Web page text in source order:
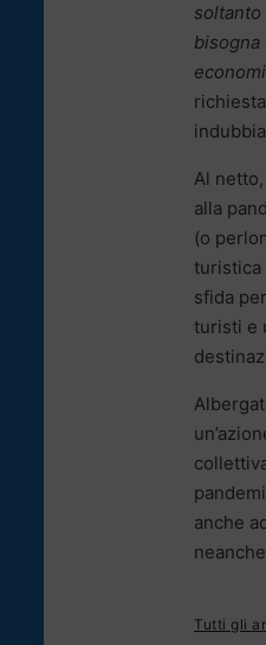
soltanto
Al
alla
(o
turistica
sfida
turisti e
anche
Tutti gli